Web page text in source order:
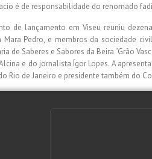
é de responsabilidade do renomado
de lançamento em Viseu reuniu
Mara Pedro, e membros da sociedade
de Saberes e Sabores da Beira “Grão
e do jornalista Ígor Lopes. A
Rio de Janeiro e presidente também do